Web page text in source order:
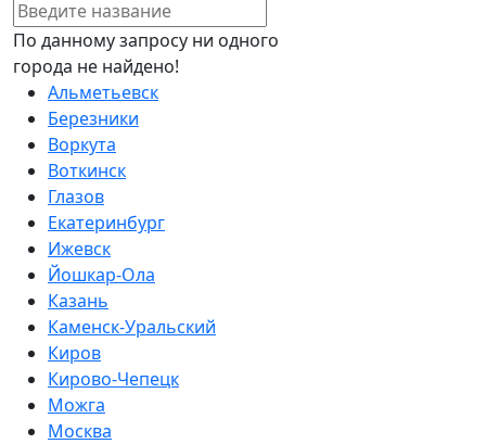
По данному запросу ни одного
города не найдено!
Альметьевск
Березники
Воркута
Воткинск
Глазов
Екатеринбург
Ижевск
Йошкар-Ола
Казань
Каменск-Уральский
Киров
Кирово-Чепецк
Можга
Москва